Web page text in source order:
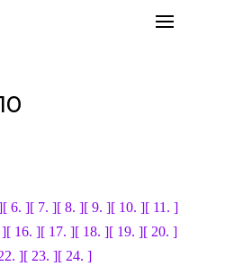
[ 6. ][ 7. ][ 8. ][ 9. ][ 10. ][ 11. ]
][ 16. ][ 17. ][ 18. ][ 19. ][ 20. ]
][ 23. ][ 24. ]